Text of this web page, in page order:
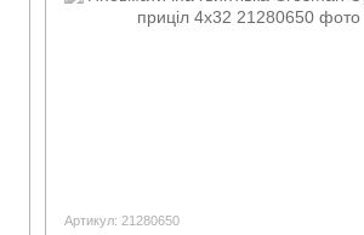
Артикул: 21280650